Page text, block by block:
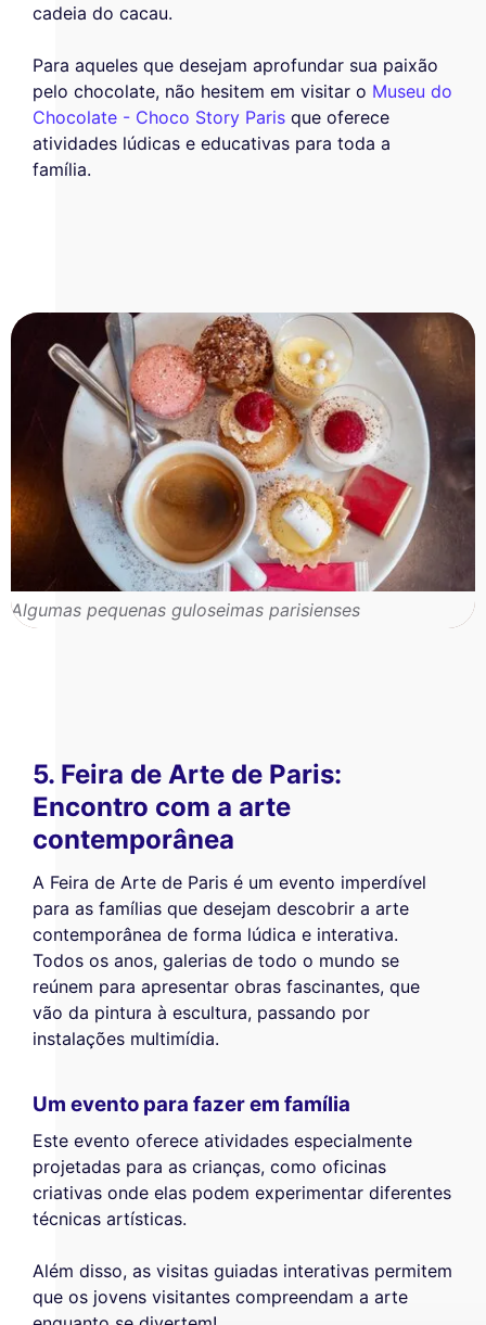
Este site utiliza
Utilizamos cookies e os seus dados
pessoais para melhorar a sua experiência
cadeia do cacau.
Para aqueles que desejam aprofundar sua paixão
pelo chocolate, não hesitem em visitar o Museu do
Chocolate - Choco Story Paris que oferece
atividades lúdicas e educativas para toda a
família.
Algumas pequenas guloseimas parisienses
5. Feira de Arte de Paris:
Encontro com a arte
contemporânea
A Feira de Arte de Paris é um evento imperdível
para as famílias que desejam descobrir a arte
contemporânea de forma lúdica e interativa.
Todos os anos, galerias de todo o mundo se
reúnem para apresentar obras fascinantes, que
vão da pintura à escultura, passando por
instalações multimídia.
Um evento para fazer em família
Este evento oferece atividades especialmente
projetadas para as crianças, como oficinas
criativas onde elas podem experimentar diferentes
técnicas artísticas.
Além disso, as visitas guiadas interativas permitem
que os jovens visitantes compreendam a arte